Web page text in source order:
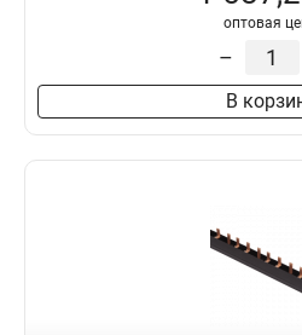
оптовая
–
В